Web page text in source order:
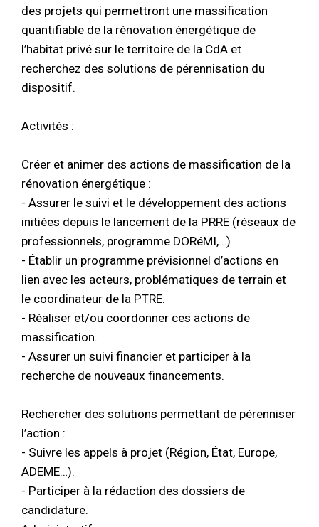
des projets qui permettront une massification
quantifiable de la rénovation énergétique de
l’habitat privé sur le territoire de la CdA et
recherchez des solutions de pérennisation du
dispositif.
Activités :
Créer et animer des actions de massification de la
rénovation énergétique :
- Assurer le suivi et le développement des actions
initiées depuis le lancement de la PRRE (réseaux de
professionnels, programme DORéMI,…)
- Établir un programme prévisionnel d’actions en
lien avec les acteurs, problématiques de terrain et
le coordinateur de la PTRE.
- Réaliser et/ou coordonner ces actions de
massification.
- Assurer un suivi financier et participer à la
recherche de nouveaux financements.
Rechercher des solutions permettant de pérenniser
l’action :
- Suivre les appels à projet (Région, État, Europe,
ADEME…).
- Participer à la rédaction des dossiers de
candidature.